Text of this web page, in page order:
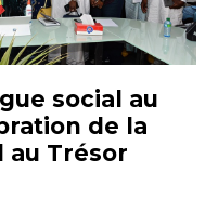
social au
de la
au Trésor